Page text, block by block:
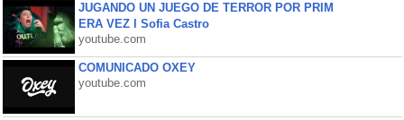
JUGANDO UN JUEGO DE TERROR POR PRIM
ERA VEZ l Sofia Castro
youtube.com
COMUNICADO OXEY
youtube.com